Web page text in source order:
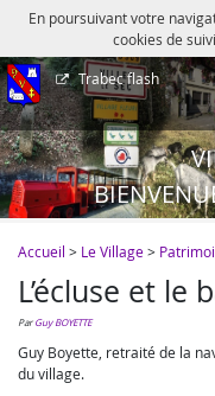
En poursuivant votre
cookies de
Trabec flash
Accueil > Le Village>
L’écluse et le
par Guy BOYETTE
Guy Boyette, retraité de la
du village.